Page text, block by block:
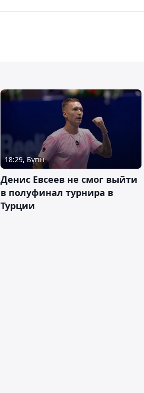
18:29, Бүгін
Денис Евсеев не смог выйти
в полуфинал турнира в
Турции